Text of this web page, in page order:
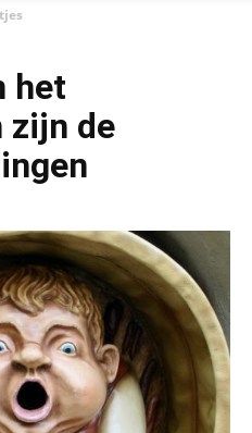
het
zijn de